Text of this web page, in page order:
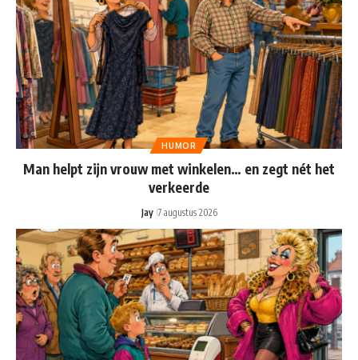
HUMOR
Man helpt zijn vrouw met winkelen… en zegt nét het
verkeerde
Jay 7 augustus 2026